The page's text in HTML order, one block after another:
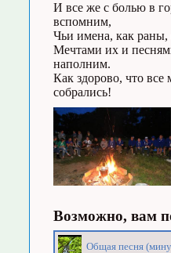
И все же с болью в
вспомним,
Чьи имена, как раны,
Мечтами их и
наполним.
Как здорово, что все
собрались!
Возможно, вам
Общая песня